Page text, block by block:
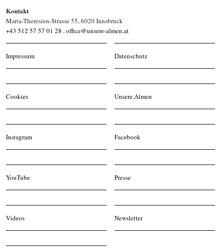
Kontakt
Maria-Theresien-Strasse 55, 6020 Innsbruck
+43 512 57 57 01 28 ,office@unsere-almen.at
Impressum Datenschutz
Cookies Unsere.Almen
Instagram Facebook
YouTube Presse
Videos Newsletter